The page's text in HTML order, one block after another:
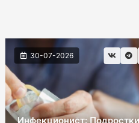
30-07-2026
Инфекционист: